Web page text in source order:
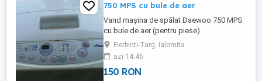
750 MPS cu bule de aer
Vand mașina de spălat Daewoo 750 MPS
cu bule de aer (pentru piese)
Fierbinti-Targ, Ialomita
azi 14:45
150 RON